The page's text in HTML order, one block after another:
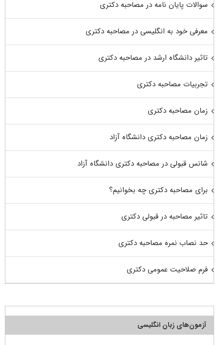
سوالات پایان نامه در مصاحبه دکتری
معرفی خود به انگلیسی در مصاحبه دکتری
تاثیر دانشگاه ارشد در مصاحبه دکتری
تجربیات مصاحبه دکتری
زمان مصاحبه دکتری
زمان مصاحبه دکتری دانشگاه آزاد
شانس قبولی در مصاحبه دکتری دانشگاه آزاد
برای مصاحبه دکتری چه بخوانیم؟
تاثیر مصاحبه در قبولی دکتری
حد نصاب نمره مصاحبه دکتری
فرم صلاحیت عمومی دکتری
آزمون‌های زبان انگلیسی